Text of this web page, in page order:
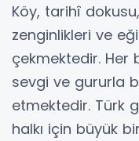
Köy, tarihî
zenginlikleri ve
çekmektedir. Her
sevgi ve gururla
etmektedir. Türk
halkı için büyük